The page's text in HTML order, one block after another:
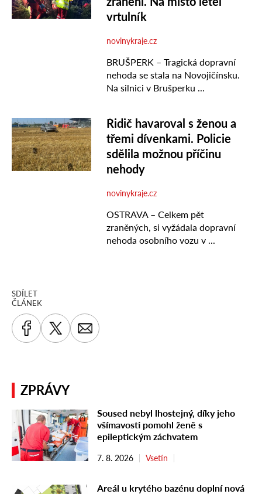
SDÍLET
ČLÁNEK
ZPRÁVY
Soused nebyl lhostejný, díky jeho
všímavosti pomohl ženě s
epileptickým záchvatem
7. 8. 2026 Vsetín
Areál u krytého bazénu doplní nová